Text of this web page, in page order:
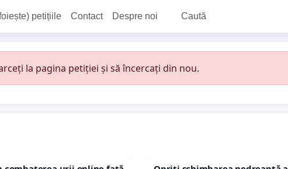
petițiile Contact Despre noi Caută
la pagina petiției și să încercați din nou.